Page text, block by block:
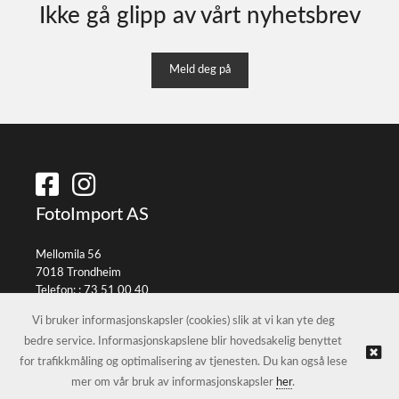
Ikke gå glipp av vårt nyhetsbrev
Meld deg på
FotoImport AS
Mellomila 56
7018 Trondheim
Telefon: :73 51 00 40
© FotoImport AS | Nettbutikk levert av Kréatif
Vi bruker informasjonskapsler (cookies) slik at vi kan yte deg
bedre service. Informasjonskapslene blir hovedsakelig benyttet
for trafikkmåling og optimalisering av tjenesten. Du kan også lese
mer om vår bruk av informasjonskapsler her.